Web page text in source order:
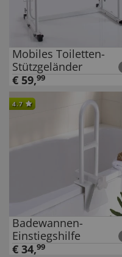
Mobiles Toiletten-
Stützgeländer
€ 59,99
4.7
Badewannen-
Einstiegshilfe
€ 34,99